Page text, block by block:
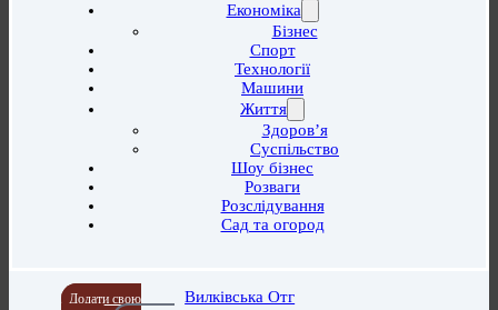
Економіка
Бізнес
Спорт
Технології
Машини
Життя
Здоров’я
Суспільство
Шоу бізнес
Розваги
Розслідування
Сад та огород
Додати свою
Вилківська Отг